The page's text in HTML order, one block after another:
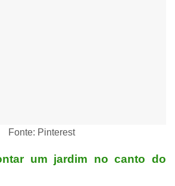
Fonte: Pinterest
um jardim no canto do